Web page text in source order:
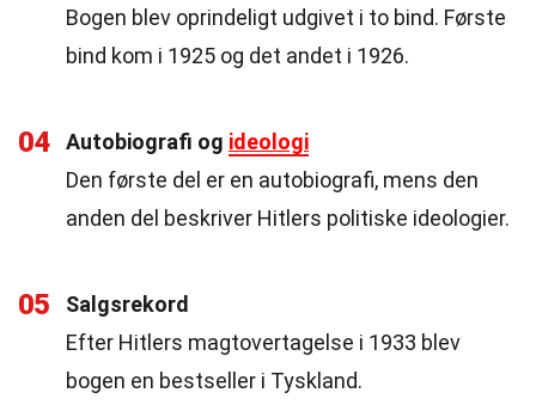
Bogen blev oprindeligt udgivet i to bind. Første
bind kom i 1925 og det andet i 1926.
04 Autobiografi og ideologi
Den første del er en autobiografi, mens den
anden del beskriver Hitlers politiske ideologier.
05
Salgsrekord
Efter Hitlers magtovertagelse i 1933 blev
bogen en bestseller i Tyskland.